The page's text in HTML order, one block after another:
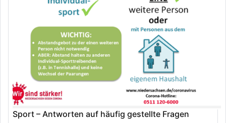
Sport – Antworten auf häufig gestellte Fragen